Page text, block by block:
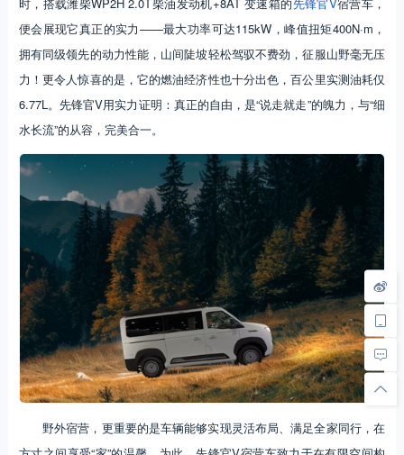
便会展现它真正的实力——最大功率可达115kW，峰值扭矩400N·m，
拥有同级领先的动力性能，山间陡坡轻松驾驭不费劲，征服山野毫无压
力！更令人惊喜的是，它的燃油经济性也十分出色，百公里实测油耗仅
6.77L。先锋官V用实力证明：真正的自由，是“说走就走”的魄力，与“细
水长流”的从容，完美合一。
野外宿营，更重要的是车辆能够实现灵活布局、满足全家同行，在